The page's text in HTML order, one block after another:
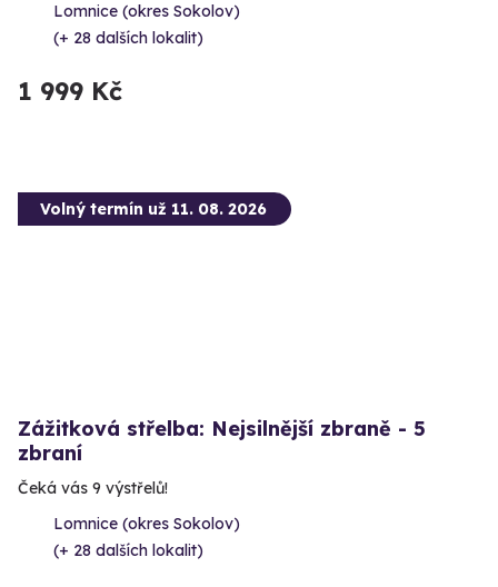
Lomnice (okres Sokolov)
(+ 28 dalších lokalit)
1 999 Kč
Volný termín už 11. 08. 2026
Zážitková střelba: Nejsilnější zbraně - 5
zbraní
Čeká vás 9 výstřelů!
Lomnice (okres Sokolov)
(+ 28 dalších lokalit)